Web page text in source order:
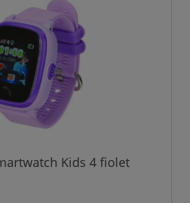
Kids 4 fiolet